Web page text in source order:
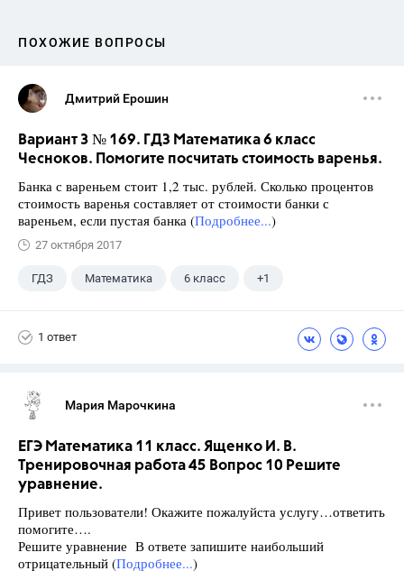
ПОХОЖИЕ ВОПРОСЫ
Дмитрий Ерошин
Вариант 3 № 169. ГДЗ Математика 6 класс
Чесноков. Помогите посчитать стоимость варенья.
Банка с вареньем стоит 1,2 тыс. рублей. Сколько процентов
стоимость варенья составляет от стоимости банки с
вареньем, если пустая банка (Подробнее...)
27 октября 2017
ГДЗ Математика 6 класс +1
1 ответ
Мария Марочкина
ЕГЭ Математика 11 класс. Ященко И. В.
Тренировочная работа 45 Вопрос 10 Решите
уравнение.
Привет пользователи! Окажите пожалуйста услугу…ответить
помогите….
Решите уравнение В ответе запишите наибольший
отрицательный (Подробнее...)